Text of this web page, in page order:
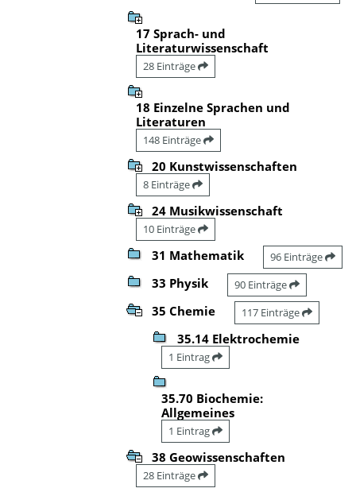
17 Sprach- und
Literaturwissenschaft
28 Einträge
18 Einzelne Sprachen und
Literaturen
148 Einträge
20 Kunstwissenschaften
8 Einträge
24 Musikwissenschaft
10 Einträge
31 Mathematik 96 Einträge
33 Physik 90 Einträge
35 Chemie 117 Einträge
35.14 Elektrochemie
1 Eintrag
35.70 Biochemie:
Allgemeines
1 Eintrag
38 Geowissenschaften
28 Einträge